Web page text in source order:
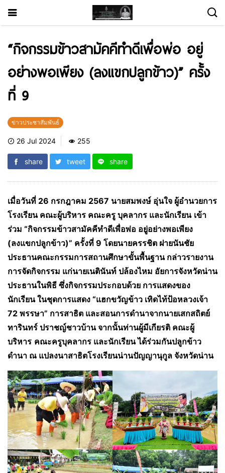
“กิจกรรมข้าวสามัคคีทำดีเพื่อพ่อ อยู่
อย่างพอเพียง (ลงแขกปลูกข้าว)” ครั้ง
ที่ 9
ข่าวประชาสัมพันธ์
26 Jul 2024 255
share tweet share
เมื่อวันที่ 26 กรกฎาคม 2567 นายสมพงษ์ อุ่นใจ ผู้อำนวยการ
โรงเรียน คณะผู้บริหาร คณะครู บุคลากร และนักเรียน เข้า
ร่วม “กิจกรรมข้าวสามัคคีทำดีเพื่อพ่อ อยู่อย่างพอเพียง
(ลงแขกปลูกข้าว)” ครั้งที่ 9 โดยนายครรชิต ฝายนันชัย
ประธานคณะกรรมการสถานศึกษาขั้นพื้นฐาน กล่าวรายงาน
การจัดกิจกรรม แก่นายเนตินันท์ ปล้องไหม อัยการจังหวัดน่าน
ประธานในพิธี ซึ่งกิจกรรมประกอบด้วย การแสดงของ
นักเรียน ในชุดการแสดง “แฮกขวัญข้าว เทิดไท้ป้อหลวงเจ้า
72 พรรษา” การสาธิต และสอนการดำนาจากนายเสกสถิตย์
ทารินทร์ ปราชญ์ชาวบ้าน จากนั้นท่านผู้มีเกียรติ คณะผู้
บริหาร คณะครูบุคลากร และนักเรียน ได้ร่วมกันปลูกข้าว
ดำนา ณ แปลงนาสาธิตโรงเรียนน่านปัญญานุกูล จังหวัดน่าน